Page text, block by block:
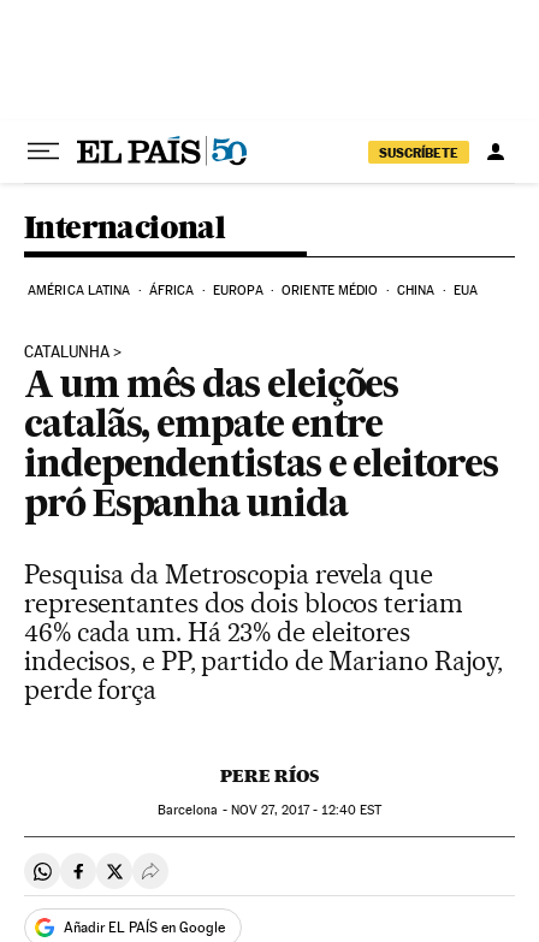
SUSCRÍBETE
Internacional
AMÉRICA LATINA ÁFRICA EUROPA ORIENTE MÉDIO CHINA EUA
CATALUNHA
A um mês das eleições
catalãs, empate entre
independentistas e eleitores
pró Espanha unida
Pesquisa da Metroscopia revela que
representantes dos dois blocos teriam
46% cada um. Há 23% de eleitores
indecisos, e PP, partido de Mariano Rajoy,
perde força
PERE RÍOS
Barcelona - NOV 27, 2017 - 12:40EST
Compartir en Whatsapp
Compartir en Facebook
Compartir en Twitter
Desplegar Redes Sociales
Añadir EL PAÍS en Google